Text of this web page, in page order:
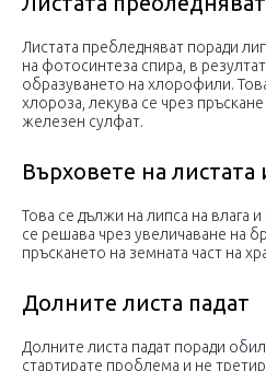
Листата пребледняват поради
на фотосинтеза спира, в
образуването на хлорофили.
хлороза, лекува се чрез
железен сулфат.
Върховете на листата
Това се дължи на липса на влага
се решава чрез увеличаване на
пръскането на земната част на
Долните листа падат
Долните листа падат поради
стартирате проблема и не